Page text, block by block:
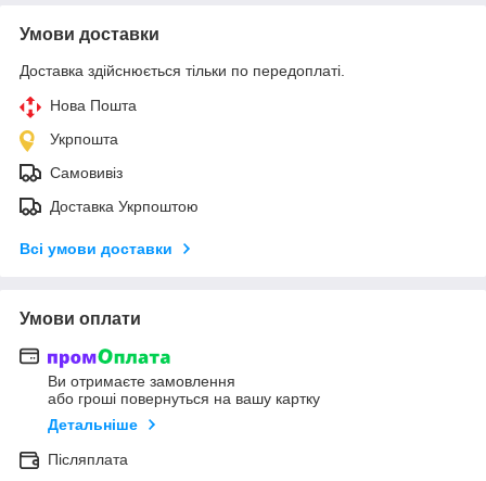
Умови доставки
Доставка здійснюється тільки по передоплаті.
Нова Пошта
Укрпошта
Самовивіз
Доставка Укрпоштою
Всі умови доставки
Умови оплати
Ви отримаєте замовлення
або гроші повернуться на вашу картку
Детальніше
Післяплата